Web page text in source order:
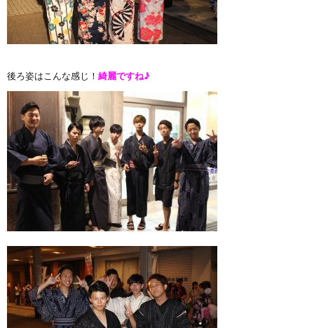
後ろ姿はこんな感じ！ 綺麗ですね♪